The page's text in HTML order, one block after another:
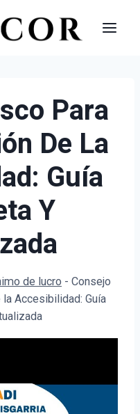
Para
De La
Guía
Y
de lucro - Consejo
Accesibilidad: Guía